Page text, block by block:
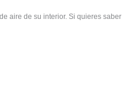
aire de su interior. Si quieres saber